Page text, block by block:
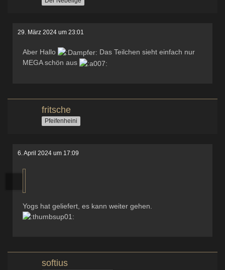
29. März 2024 um 23:01
Aber Hallo
Das Teilchen sieht einfach nur
MEGA schön aus
fritsche
Pfeifenheini
6. April 2024 um 17:09
Yogs hat geliefert, es kann weiter gehen.
softius